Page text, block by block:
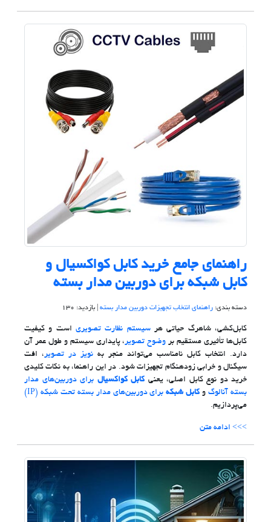
راهنمای جامع خرید کابل کواکسیال و
کابل شبکه برای دوربین مدار بسته
دسته بندی: راهنمای انتخاب تجهیزات دوربین مدار بسته | بازدید: 130
کابل‌کشی، شاهرگ حیاتی هرسیستم نظارت تصویری است و کیفیت
کابل‌ها تأثیری مستقیم بر وضوح تصویر، پایداری سیستم و طول عمر آن
دارد. انتخاب کابل نامناسب می‌تواند منجر به نویز در تصویر، افت
سیگنال و خرابی زودهنگام تجهیزات شود. در این راهنما، به نکات کلیدی
خرید دو نوع کابل اصلی، یعنی کابل کواکسیال برای دوربین‌های مدار
بسته آنالوگو کابل شبکهبرای دوربین‌های مدار بسته تحت شبکه (IP)
می‌پردازیم.
>>> ادامه متن